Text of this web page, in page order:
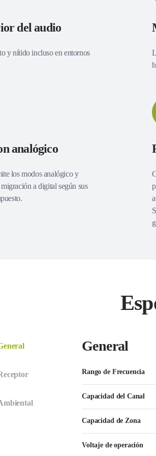
del audio
y nítido incluso en entornos
analógico
los modos analógico y
a digital según sus
General
Rango de Frecuencia
Capacidad del Canal
Capacidad de Zona
Voltaje de operación